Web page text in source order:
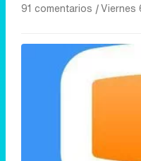
91 comentarios |Viernes